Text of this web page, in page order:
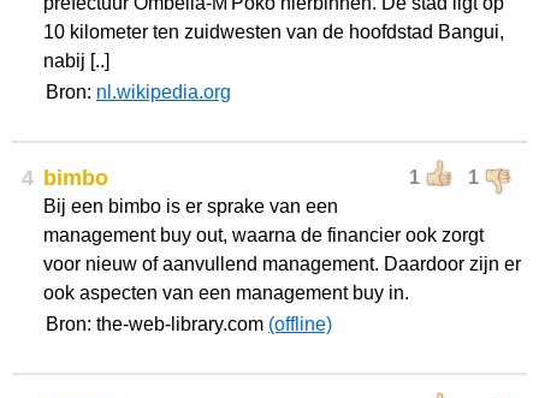
10 kilometer ten zuidwesten van de hoofdstad Bangui,
nabij [..]
Bron: nl.wikipedia.org
4 1 1
bimbo
Bij een bimbo is er sprake van een
management buy out, waarna de financier ook zorgt
voor nieuw of aanvullend management. Daardoor zijn er
ook aspecten van een management buy in.
Bron: the-web-library.com (offline)